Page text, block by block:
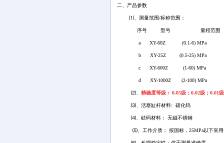
二、产品参数
⑴、测量范围/标称范围：
序号 型号 量程范围
a XY-60Z (0.1-6) MPa
b XY-25Z (0.5-25) MPa
c XY-600Z (1-60) MPa
d XY-1000Z (2-100) MPa
⑵、 精确度等级 : 0.05级；0.02级；0.01
⑶、活塞缸杆材料: 碳化钨
⑷、砝码材料： 无磁不锈钢
⑸、工作介质： 按国标，25MPa以下采